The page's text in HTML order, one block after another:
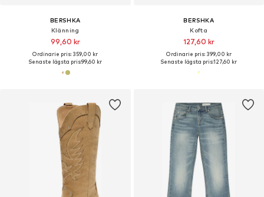
BERSHKA
Klänning
99,60 kr
Ordinarie pris: 359,00 kr
Senaste lägsta pris:99,60 kr
BERSHKA
Kofta
127,60 kr
Ordinarie pris: 399,00 kr
Senaste lägsta pris:127,60 kr